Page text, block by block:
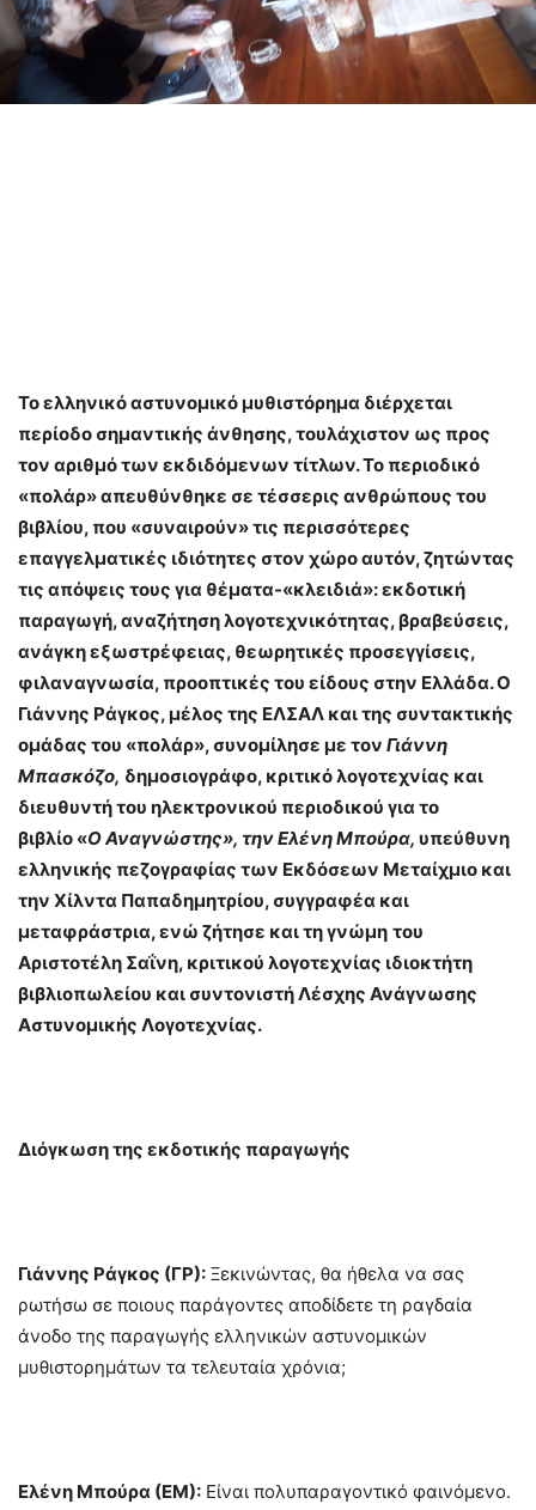
Το ελληνικό αστυνομικό μυθιστόρημα διέρχεται
περίοδο σημαντικής άνθησης, τουλάχιστον ως προς
τον αριθμό των εκδιδόμενων τίτλων. Το περιοδικό
«πολάρ» απευθύνθηκε σε τέσσερις ανθρώπους του
βιβλίου, που «συναιρούν» τις περισσότερες
επαγγελματικές ιδιότητες στον χώρο αυτόν, ζητώντας
τις απόψεις τους για θέματα-«κλειδιά»: εκδοτική
παραγωγή, αναζήτηση λογοτεχνικότητας, βραβεύσεις,
ανάγκη εξωστρέφειας, θεωρητικές προσεγγίσεις,
φιλαναγνωσία, προοπτικές του είδους στην Ελλάδα. Ο
Γιάννης Ράγκος, μέλος της ΕΛΣΑΛ και της συντακτικής
ομάδας του «πολάρ», συνομίλησε με τον Γιάννη
Μπασκόζο, δημοσιογράφο, κριτικό λογοτεχνίας και
διευθυντή του ηλεκτρονικού περιοδικού για το
βιβλίο «Ο Αναγνώστης», την Ελένη Μπούρα, υπεύθυνη
ελληνικής πεζογραφίας των Εκδόσεων Μεταίχμιο και
την Χίλντα Παπαδημητρίου, συγγραφέα και
μεταφράστρια, ενώ ζήτησε και τη γνώμη του
Αριστοτέλη Σαΐνη, κριτικού λογοτεχνίας ιδιοκτήτη
βιβλιοπωλείου και συντονιστή Λέσχης Ανάγνωσης
Αστυνομικής Λογοτεχνίας.
Διόγκωση της εκδοτικής παραγωγής
Γιάννης Ράγκος (ΓΡ): Ξεκινώντας, θα ήθελα να σας
ρωτήσω σε ποιους παράγοντες αποδίδετε τη ραγδαία
άνοδο της παραγωγής ελληνικών αστυνομικών
μυθιστορημάτων τα τελευταία χρόνια;
Ελένη Μπούρα (ΕΜ): Είναι πολυπαραγοντικό φαινόμενο.